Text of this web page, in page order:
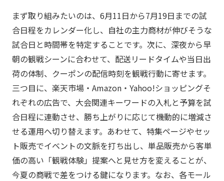
まず取り組みたいのは、6月11日から7月19日までの試
合日程をカレンダー化し、自社の主力商材が伸びそうな
試合日と時間帯を特定することです。次に、深夜から早
朝の観戦シーンに合わせて、配送リードタイムや当日出
荷の体制、クーポンの配信時刻を観戦行動に寄せます。
三つ目に、楽天市場・Amazon・Yahoo!ショッピングそ
れぞれの広告で、大会関連キーワードの入札と予算を試
合日程に連動させ、勝ち上がりに応じて機動的に増減さ
せる運用へ切り替えます。あわせて、特集ページやセッ
ト販売でイベントの文脈を打ち出し、単品販売から客単
価の高い「観戦体験」提案へと見せ方を変えることが、
今夏の商戦で差をつける鍵になります。なお、各モール